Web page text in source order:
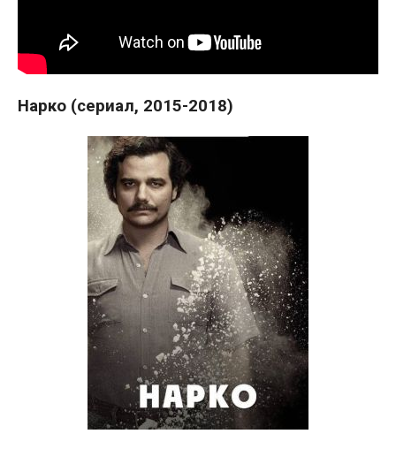
Нарко (сериал, 2015-2018)